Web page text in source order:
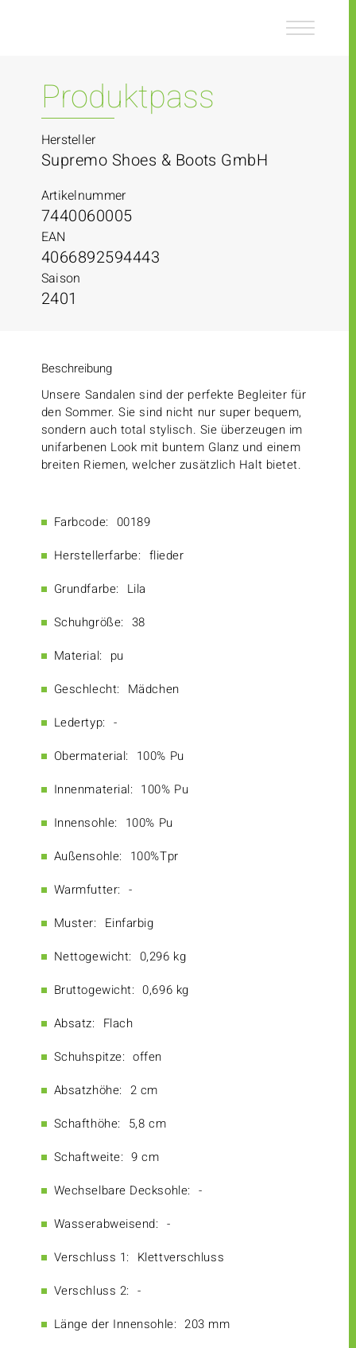
Produktpass
Hersteller
Supremo Shoes & Boots GmbH
Artikelnummer
7440060005
EAN
4066892594443
Saison
2401
Beschreibung
Unsere Sandalen sind der perfekte Begleiter für
den Sommer. Sie sind nicht nur super bequem,
sondern auch total stylisch. Sie überzeugen im
unifarbenen Look mit buntem Glanz und einem
breiten Riemen, welcher zusätzlich Halt bietet.
Farbcode: 00189
Herstellerfarbe: flieder
Grundfarbe: Lila
Schuhgröße: 38
Material: pu
Geschlecht: Mädchen
Ledertyp: -
Obermaterial: 100% Pu
Innenmaterial: 100% Pu
Innensohle: 100% Pu
Außensohle: 100%Tpr
Warmfutter: -
Muster: Einfarbig
Nettogewicht: 0,296 kg
Bruttogewicht: 0,696 kg
Absatz: Flach
Schuhspitze: offen
Absatzhöhe: 2 cm
Schafthöhe: 5,8 cm
Schaftweite: 9 cm
Wechselbare Decksohle: -
Wasserabweisend: -
Verschluss 1: Klettverschluss
Verschluss 2: -
Länge der Innensohle: 203 mm